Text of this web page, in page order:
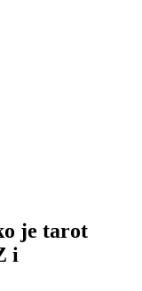
je tarot
i